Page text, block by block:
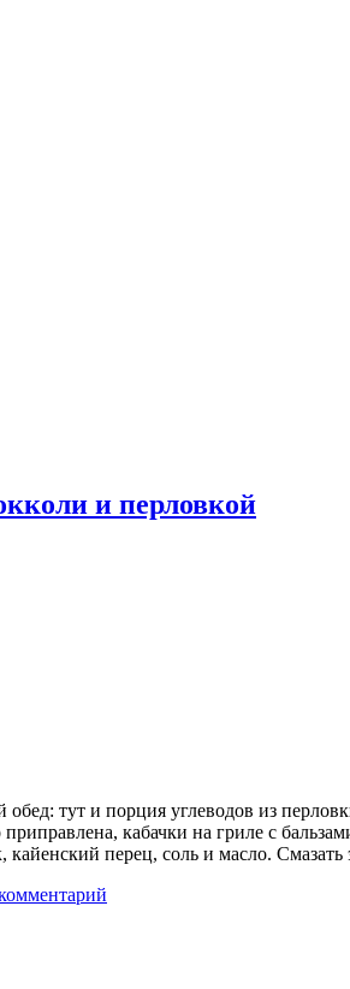
и перловкой
тут и порция углеводов из
кабачки на гриле с
перец, соль и масло.